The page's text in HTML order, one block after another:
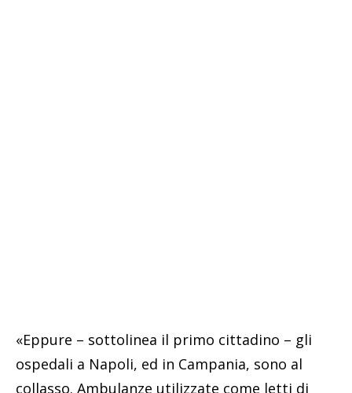
«Eppure – sottolinea il primo cittadino – gli
ospedali a Napoli, ed in Campania, sono al
collasso. Ambulanze utilizzate come letti di